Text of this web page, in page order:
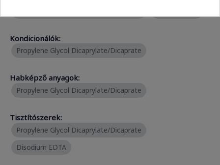
Kondicionálók:
Propylene Glycol Dicaprylate/Dicaprate
Habképző anyagok:
Propylene Glycol Dicaprylate/Dicaprate
Tisztítószerek:
Propylene Glycol Dicaprylate/Dicaprate
Disodium EDTA